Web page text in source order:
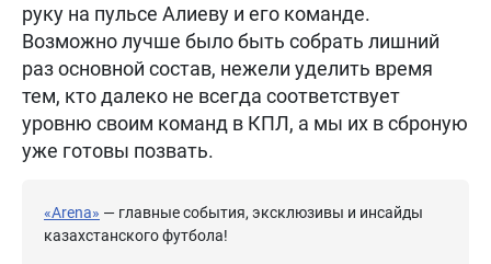
руку на пульсе Алиеву и его команде.
Возможно лучше было быть собрать лишний
раз основной состав, нежели уделить время
тем, кто далеко не всегда соответствует
уровню своим команд в КПЛ, а мы их в сброную
уже готовы позвать.
«Arena» — главные события, эксклюзивы и инсайды
казахстанского футбола!